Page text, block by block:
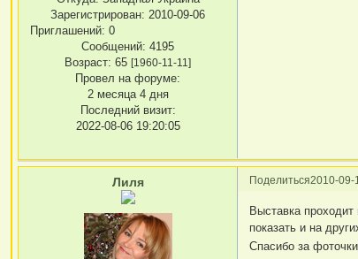
Зарегистрирован: 2010-09-06
Приглашений: 0
Сообщений: 4195
Возраст: 65[1960-11-11]
Провел на форуме:
2 месяца 4 дня
Последний визит:
2022-08-06 19:20:05
Поделиться2010-09-
Лиля
Выставка
показать и на
Спасибо за